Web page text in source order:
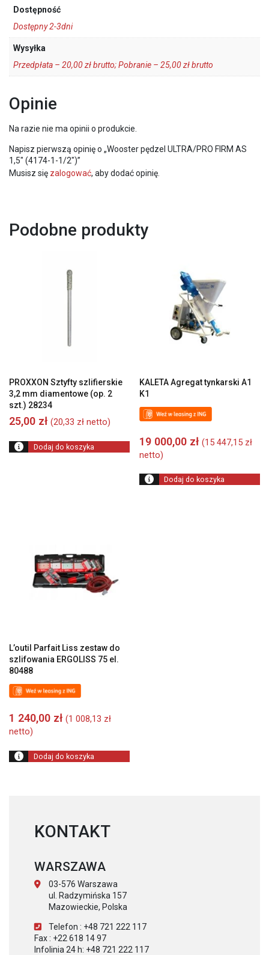
Dostępność
Dostępny 2-3dni
Wysyłka
Przedpłata – 20,00 zł brutto; Pobranie – 25,00 zł brutto
Opinie
Na razie nie ma opinii o produkcie.
Napisz pierwszą opinię o „Wooster pędzel ULTRA/PRO FIRM AS
1,5″ (4174-1-1/2″)”
Musisz się zalogować, aby dodać opinię.
Podobne produkty
PROXXON Sztyfty szlifierskie
3,2 mm diamentowe (op. 2
szt.) 28234
25,00 zł (20,33 zł netto)
Dodaj do koszyka
KALETA Agregat tynkarski A1
K1
19 000,00 zł (15 447,15 zł
netto)
Dodaj do koszyka
L’outil Parfait Liss zestaw do
szlifowania ERGOLISS 75 el.
80488
1 240,00 zł (1 008,13 zł
netto)
Dodaj do koszyka
KONTAKT
WARSZAWA
03-576 Warszawa
ul. Radzymińska 157
Mazowieckie, Polska
Telefon : +48 721 222 117
Fax : +22 618 14 97
Infolinia 24 h: +48 721 222 117